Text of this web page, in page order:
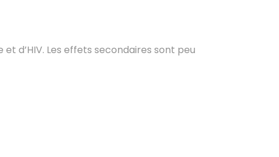
d’HIV. Les effets secondaires sont peu